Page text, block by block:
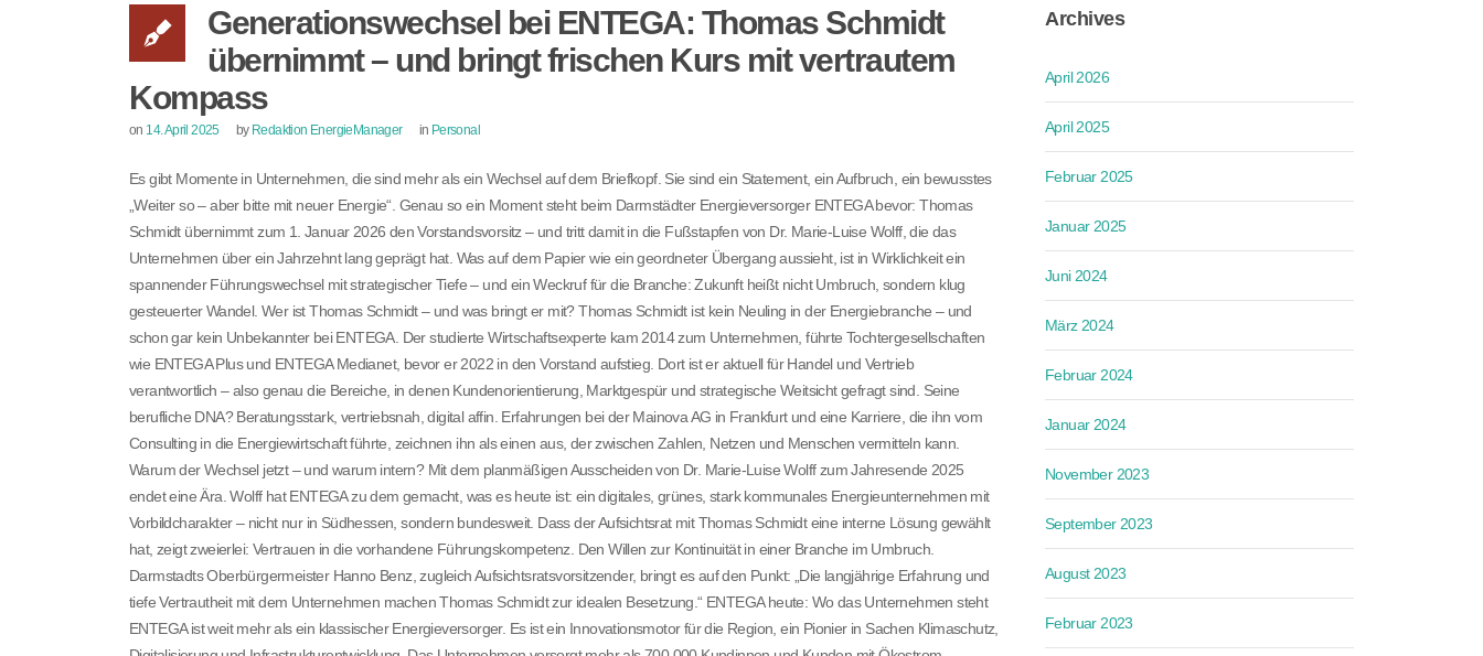
Generationswechsel bei ENTEGA: Thomas Schmidt
übernimmt – und bringt frischen Kurs mit vertrautem
Kompass
on 14. April 2025 by Redaktion EnergieManager in Personal
Es gibt Momente in Unternehmen, die sind mehr als ein Wechsel auf dem Briefkopf. Sie sind ein Statement, ein Aufbruch, ein bewusstes
„Weiter so – aber bitte mit neuer Energie“. Genau so ein Moment steht beim Darmstädter Energieversorger ENTEGA bevor: Thomas
Schmidt übernimmt zum 1. Januar 2026 den Vorstandsvorsitz – und tritt damit in die Fußstapfen von Dr. Marie-Luise Wolff, die das
Unternehmen über ein Jahrzehnt lang geprägt hat. Was auf dem Papier wie ein geordneter Übergang aussieht, ist in Wirklichkeit ein
spannender Führungswechsel mit strategischer Tiefe – und ein Weckruf für die Branche: Zukunft heißt nicht Umbruch, sondern klug
gesteuerter Wandel. Wer ist Thomas Schmidt – und was bringt er mit? Thomas Schmidt ist kein Neuling in der Energiebranche – und
schon gar kein Unbekannter bei ENTEGA. Der studierte Wirtschaftsexperte kam 2014 zum Unternehmen, führte Tochtergesellschaften
wie ENTEGA Plus und ENTEGA Medianet, bevor er 2022 in den Vorstand aufstieg. Dort ist er aktuell für Handel und Vertrieb
verantwortlich – also genau die Bereiche, in denen Kundenorientierung, Marktgespür und strategische Weitsicht gefragt sind. Seine
berufliche DNA? Beratungsstark, vertriebsnah, digital affin. Erfahrungen bei der Mainova AG in Frankfurt und eine Karriere, die ihn vom
Consulting in die Energiewirtschaft führte, zeichnen ihn als einen aus, der zwischen Zahlen, Netzen und Menschen vermitteln kann.
Warum der Wechsel jetzt – und warum intern? Mit dem planmäßigen Ausscheiden von Dr. Marie-Luise Wolff zum Jahresende 2025
endet eine Ära. Wolff hat ENTEGA zu dem gemacht, was es heute ist: ein digitales, grünes, stark kommunales Energieunternehmen mit
Vorbildcharakter – nicht nur in Südhessen, sondern bundesweit. Dass der Aufsichtsrat mit Thomas Schmidt eine interne Lösung gewählt
hat, zeigt zweierlei: Vertrauen in die vorhandene Führungskompetenz. Den Willen zur Kontinuität in einer Branche im Umbruch.
Darmstadts Oberbürgermeister Hanno Benz, zugleich Aufsichtsratsvorsitzender, bringt es auf den Punkt: „Die langjährige Erfahrung und
tiefe Vertrautheit mit dem Unternehmen machen Thomas Schmidt zur idealen Besetzung.“ ENTEGA heute: Wo das Unternehmen steht
ENTEGA ist weit mehr als ein klassischer Energieversorger. Es ist ein Innovationsmotor für die Region, ein Pionier in Sachen Klimaschutz,
Archives
April 2026
April 2025
Februar 2025
Januar 2025
Juni 2024
März 2024
Februar 2024
Januar 2024
November 2023
September 2023
August 2023
Februar 2023